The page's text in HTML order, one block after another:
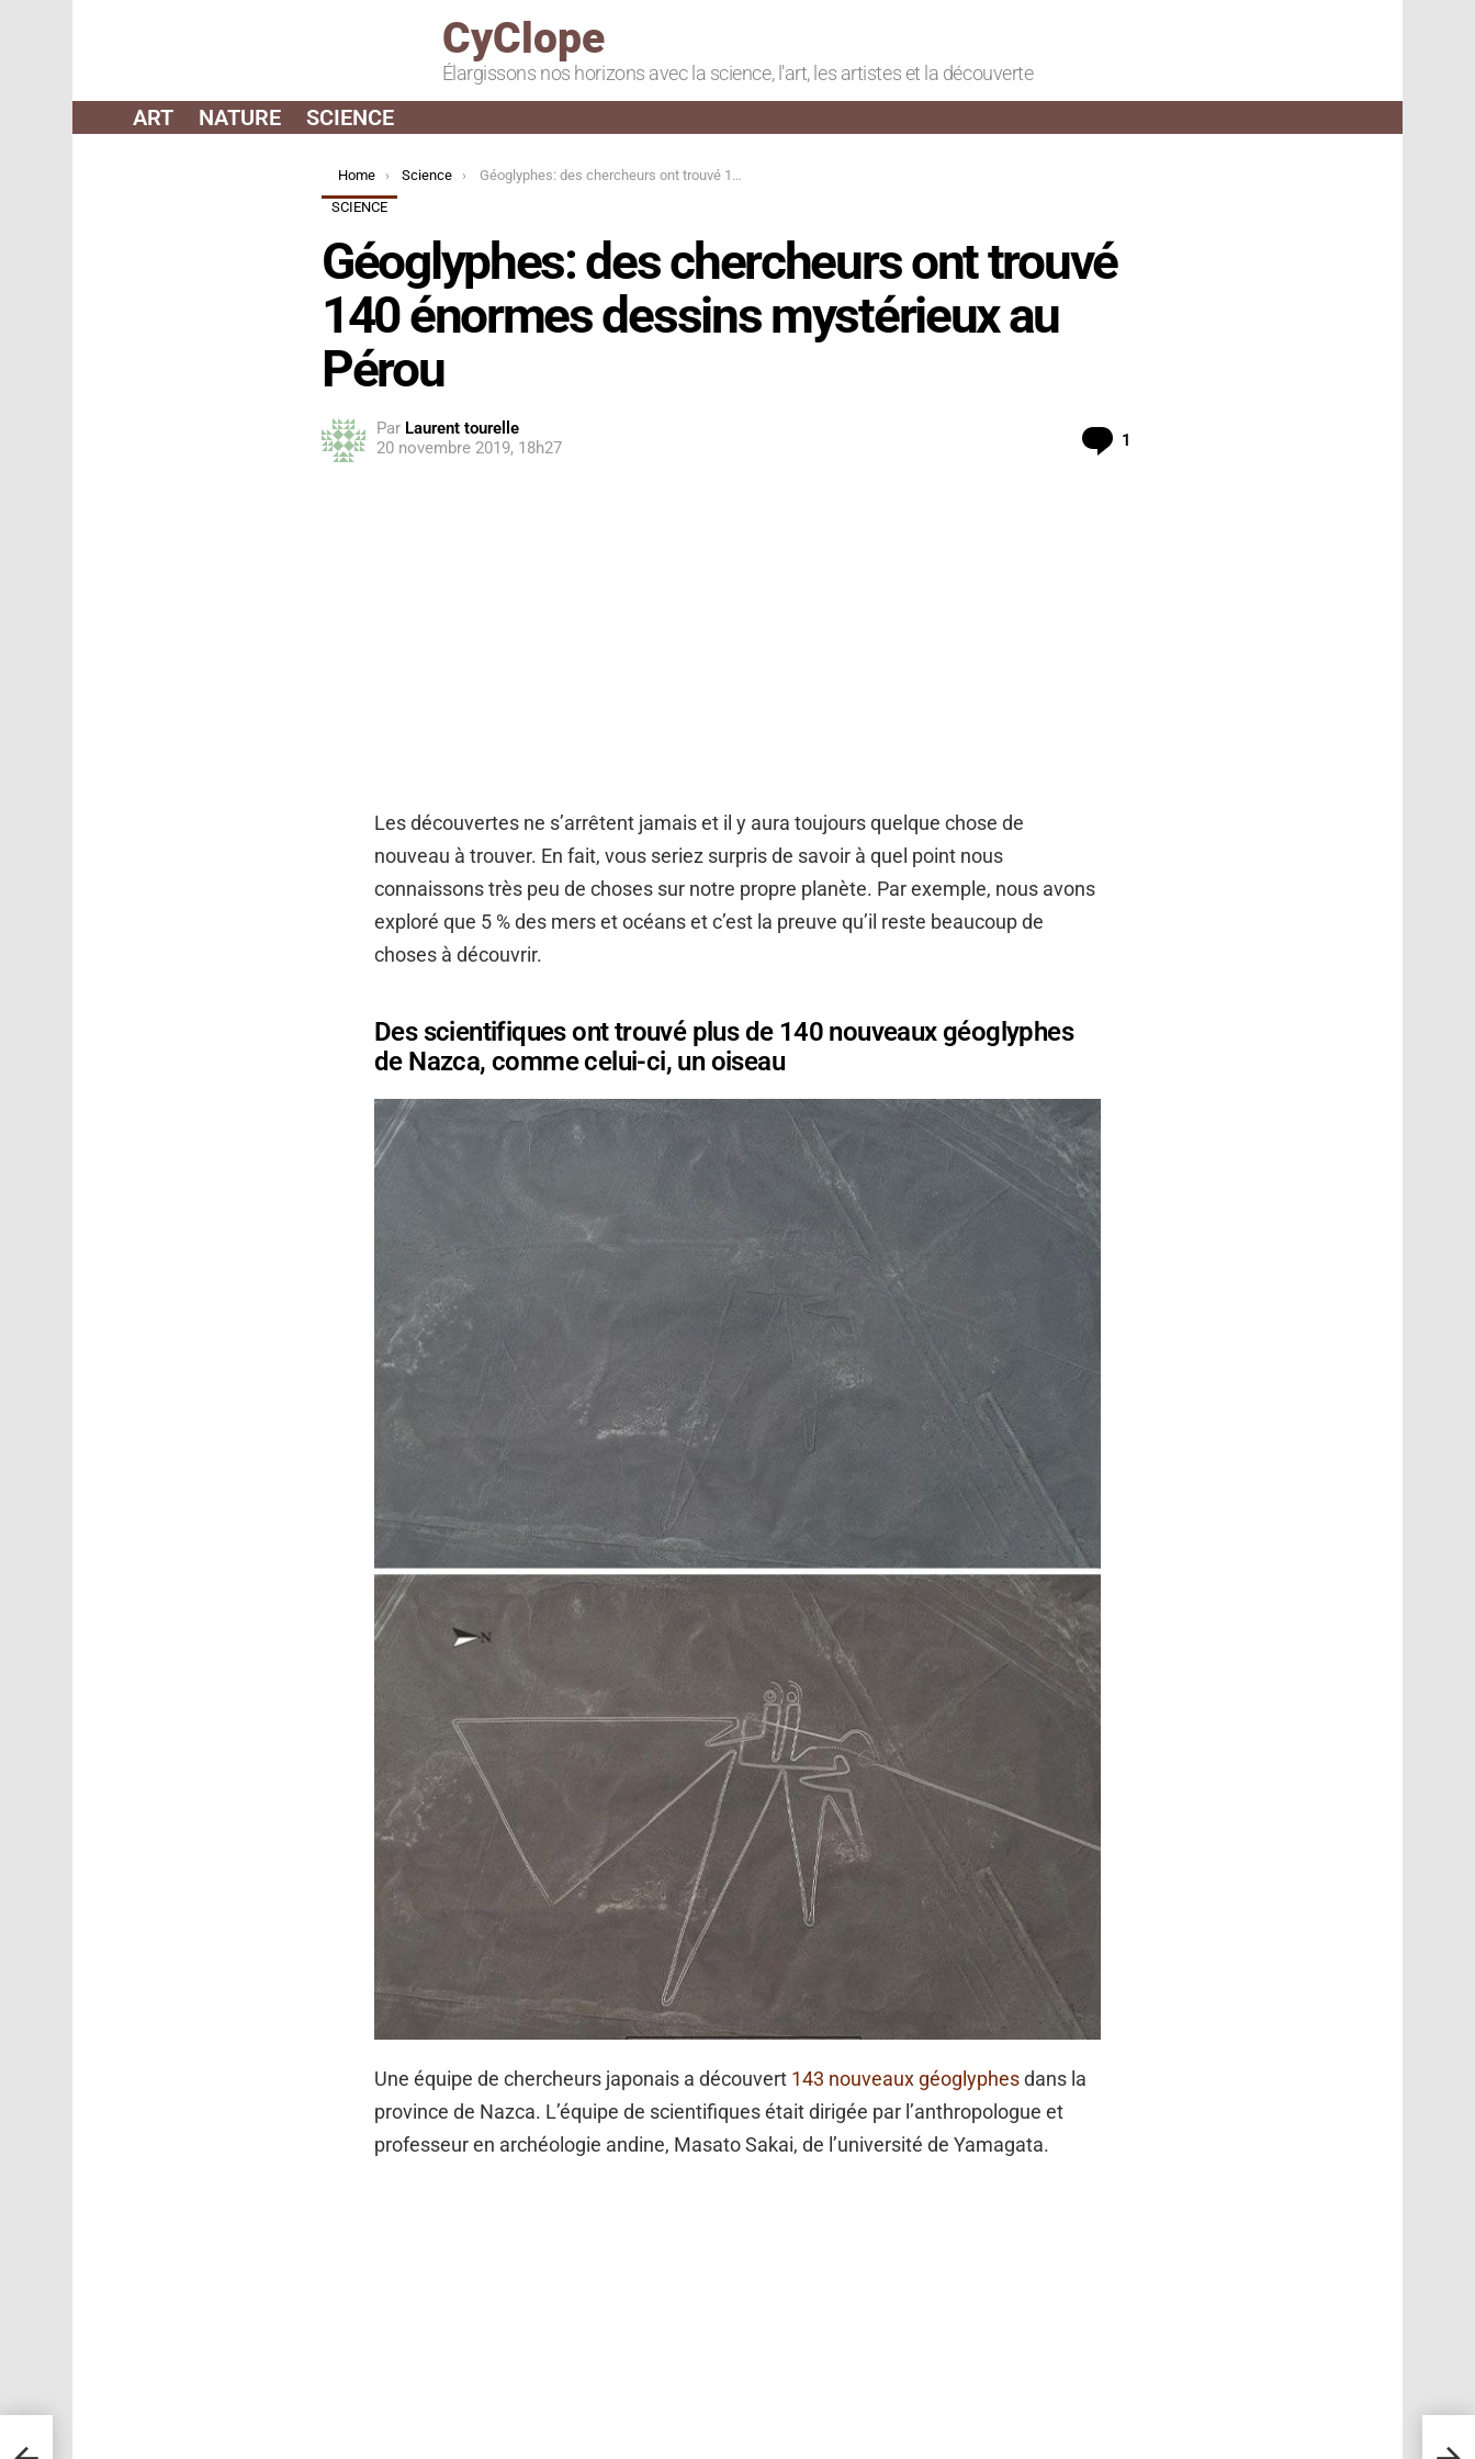
CyClope
Élargissons nos horizons avec la science, l'art, les artistes et la découverte
ART NATURE SCIENCE
You are here:
Home Science
Géoglyphes: des chercheurs ont trouvé 140 énormes dessins mystérieux au Pérou
SCIENCE
Géoglyphes: des chercheurs ont trouvé
140 énormes dessins mystérieux au
Pérou
Par Laurent tourelle
20 novembre 2019, 18h27
1
Les découvertes ne s’arrêtent jamais et il y aura toujours quelque chose de
nouveau à trouver. En fait, vous seriez surpris de savoir à quel point nous
connaissons très peu de choses sur notre propre planète. Par exemple, nous avons
exploré que 5 % des mers et océans et c’est la preuve qu’il reste beaucoup de
choses à découvrir.
Des scientifiques ont trouvé plus de 140 nouveaux géoglyphes
de Nazca, comme celui-ci, un oiseau
Une équipe de chercheurs japonais a découvert 143 nouveaux géoglyphesdans la
province de Nazca. L’équipe de scientifiques était dirigée par l’anthropologue et
professeur en archéologie andine, Masato Sakai, de l’université de Yamagata.